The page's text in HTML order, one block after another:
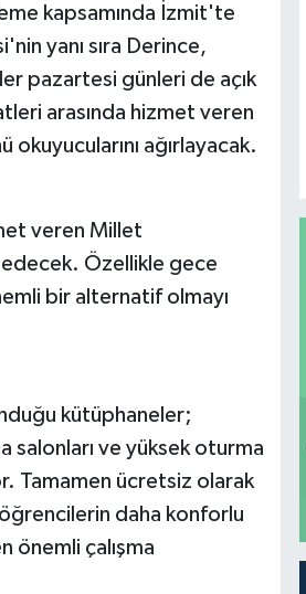
kapsamında İzmit'te
yanı sıra Derince,
pazartesi günleri de açık
arasında hizmet veren
ağırlayacak.
veren Millet
Özellikle gece
bir alternatif olmayı
kütüphaneler;
salonları ve yüksek oturma
Tamamen ücretsiz olarak
daha konforlu
önemli çalışma